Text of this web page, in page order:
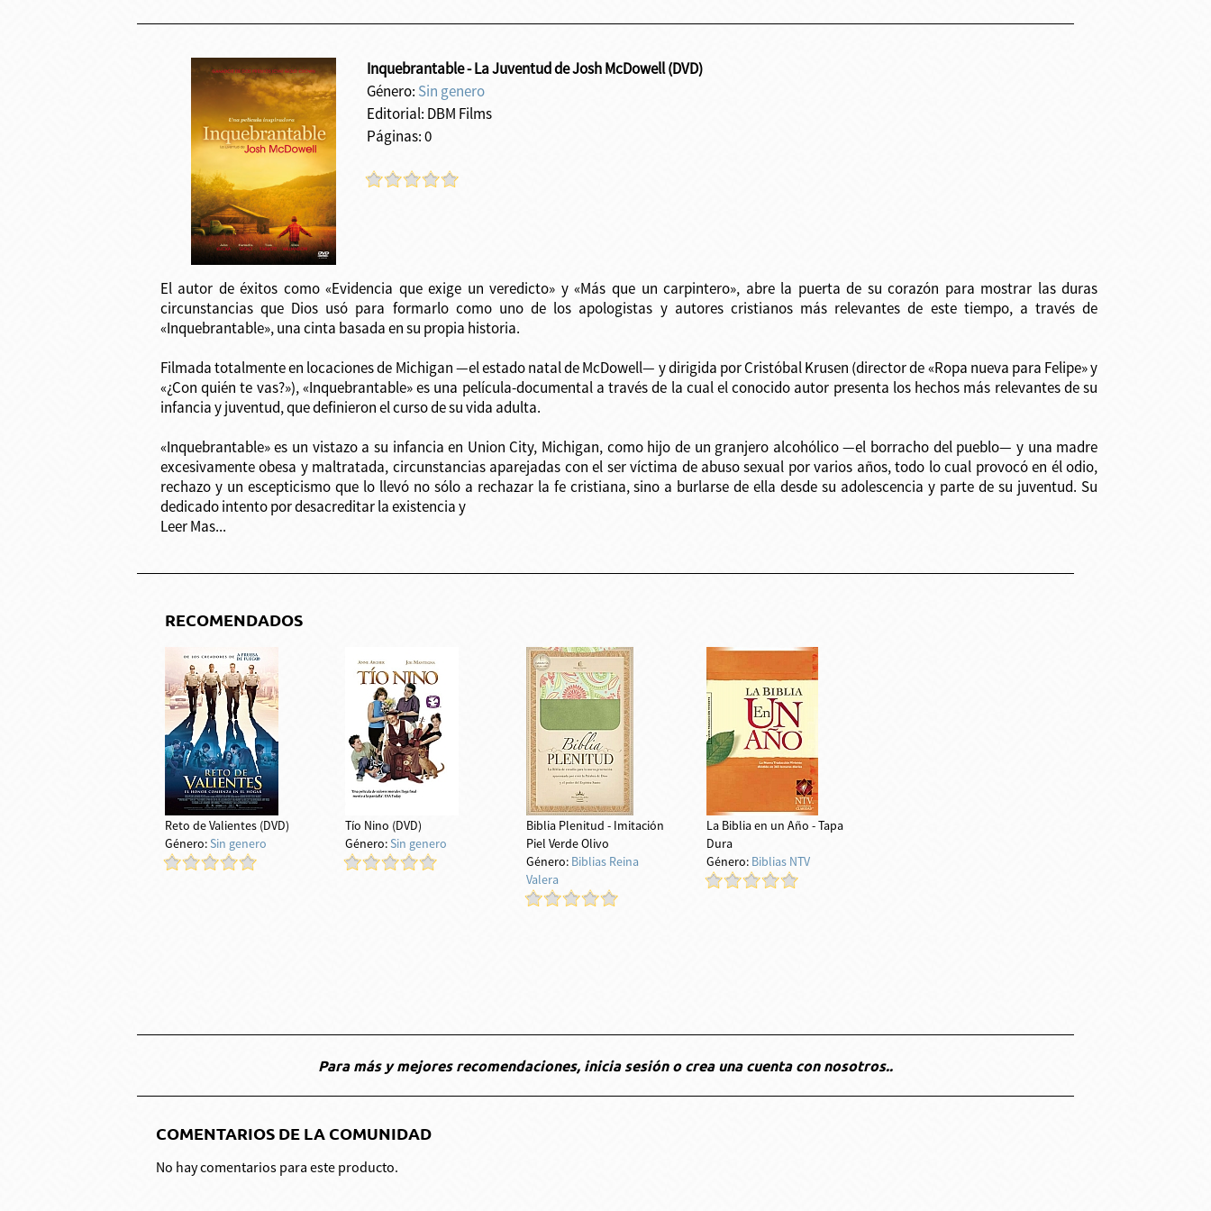
Inquebrantable - La Juventud de Josh McDowell (DVD)
Género: Sin genero
Editorial: DBM Films
Páginas: 0
El autor de éxitos como «Evidencia que exige un veredicto» y «Más que un carpintero», abre la puerta de su corazón para mostrar las duras
circunstancias que Dios usó para formarlo como uno de los apologistas y autores cristianos más relevantes de este tiempo, a través de
«Inquebrantable», una cinta basada en su propia historia.
Filmada totalmente en locaciones de Michigan —el estado natal de McDowell— y dirigida por Cristóbal Krusen (director de «Ropa nueva para Felipe» y
«¿Con quién te vas?»), «Inquebrantable» es una película-documental a través de la cual el conocido autor presenta los hechos más relevantes de su
infancia y juventud, que definieron el curso de su vida adulta.
«Inquebrantable» es un vistazo a su infancia en Union City, Michigan, como hijo de un granjero alcohólico —el borracho del pueblo— y una madre
excesivamente obesa y maltratada, circunstancias aparejadas con el ser víctima de abuso sexual por varios años, todo lo cual provocó en él odio,
rechazo y un escepticismo que lo llevó no sólo a rechazar la fe cristiana, sino a burlarse de ella desde su adolescencia y parte de su juventud. Su
dedicado intento por desacreditar la existencia y
Leer Mas...
RECOMENDADOS
Reto de Valientes (DVD)
Género:Sin genero
Tío Nino (DVD)
Género:Sin genero
Biblia Plenitud - Imitación
Piel Verde Olivo
Género: Biblias Reina
Valera
La Biblia en un Año - Tapa
Dura
Género: Biblias NTV
Para más y mejores recomendaciones, inicia sesión o crea una cuenta con nosotros..
COMENTARIOS DE LA COMUNIDAD
No hay comentarios para este producto.